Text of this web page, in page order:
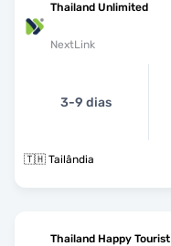
Thailand Unlimited
NextLink
3-9 dias
🇹🇭 Tailândia
Thailand Happy Tourist